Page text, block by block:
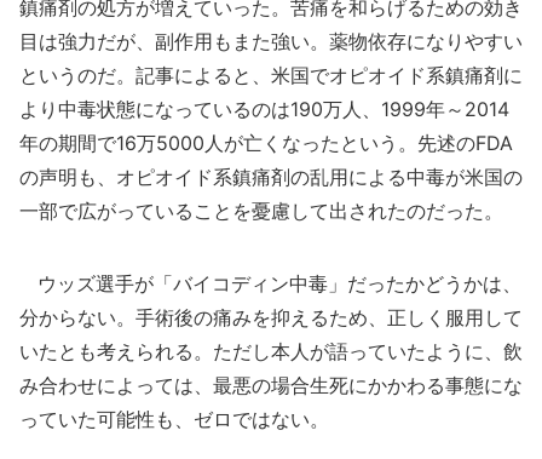
鎮痛剤の処方が増えていった。苦痛を和らげるための効き
目は強力だが、副作用もまた強い。薬物依存になりやすい
というのだ。記事によると、米国でオピオイド系鎮痛剤に
より中毒状態になっているのは190万人、1999年～2014
年の期間で16万5000人が亡くなったという。先述のFDA
の声明も、オピオイド系鎮痛剤の乱用による中毒が米国の
一部で広がっていることを憂慮して出されたのだった。
ウッズ選手が「バイコディン中毒」だったかどうかは、
分からない。手術後の痛みを抑えるため、正しく服用して
いたとも考えられる。ただし本人が語っていたように、飲
み合わせによっては、最悪の場合生死にかかわる事態にな
っていた可能性も、ゼロではない。